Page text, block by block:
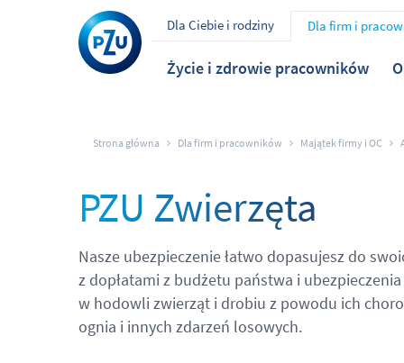
Dla Ciebie i rodziny Dla firm i
Życie i zdrowie pracowników
Strona główna Dla firm i pracowników Majątek firmy i OC
PZU Zwierzęta
Nasze ubezpieczenie łatwo dopasujesz do
z dopłatami z budżetu państwa i
w hodowli zwierząt i drobiu z powodu ich
ognia i innych zdarzeń losowych.